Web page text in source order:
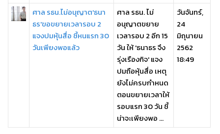
ศาล รธน.ไม่อนุญาต'ธนา
ธร'ขอขยายเวลารอบ 2
แจงปมหุ้นสื่อ ชี้หนแรก 30
วันเพียงพอแล้ว
ศาล รธน. ไม่
อนุญาตขยาย
เวลารอบ 2 อีก 15
วัน ให้ 'ธนาธร จึง
รุ่งเรืองกิจ' แจง
ปมถือหุ้นสื่อ เหตุ
ยังไม่ครบกำหนด
ตอนขยายเวลาให้
รอบแรก 30 วัน ชี้
น่าจะเพียงพอ ...
วันจันทร์,
24
มิถุนายน
2562
18:49